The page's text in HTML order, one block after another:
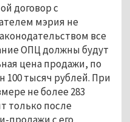
договор с
мэрия не
все
ОПЦ должны будут
цена продажи, по
100 тысяч рублей. При
не более 283
только после